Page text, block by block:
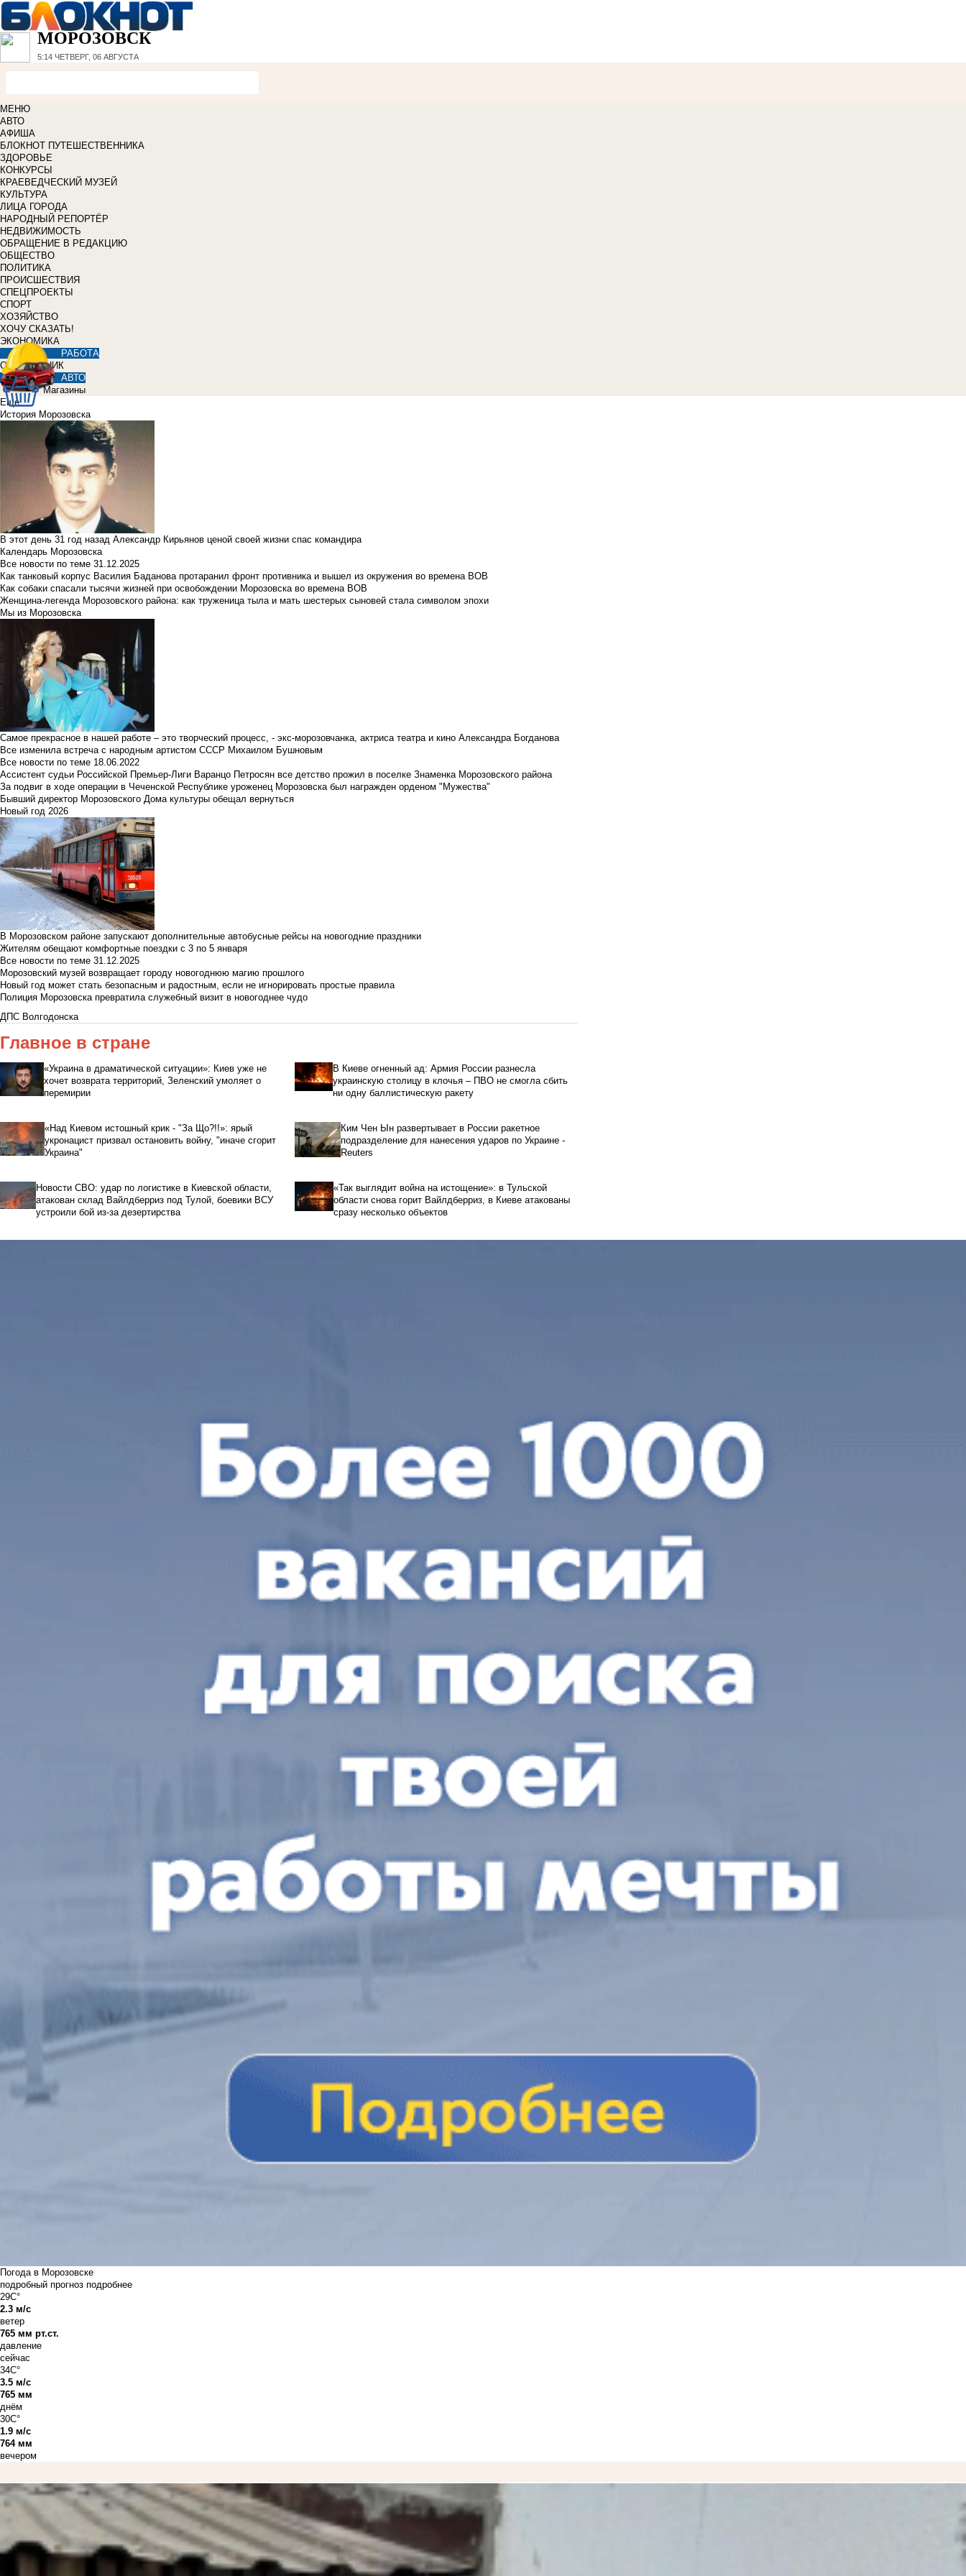
МОРОЗОВСК
5:14 ЧЕТВЕРГ, 06 АВГУСТА
МЕНЮ
АВТО
АФИША
БЛОКНОТ ПУТЕШЕСТВЕННИКА
ЗДОРОВЬЕ
КОНКУРСЫ
КРАЕВЕДЧЕСКИЙ МУЗЕЙ
КУЛЬТУРА
ЛИЦА ГОРОДА
НАРОДНЫЙ РЕПОРТЁР
НЕДВИЖИМОСТЬ
ОБРАЩЕНИЕ В РЕДАКЦИЮ
ОБЩЕСТВО
ПОЛИТИКА
ПРОИСШЕСТВИЯ
СПЕЦПРОЕКТЫ
СПОРТ
ХОЗЯЙСТВО
ХОЧУ СКАЗАТЬ!
ЭКОНОМИКА
РАБОТА
СПРАВОЧНИК
АВТО
Магазины
Еще
История Морозовска
В этот день 31 год назад Александр Кирьянов ценой своей жизни спас командира
Календарь Морозовска
Все новости по теме 31.12.2025
Как танковый корпус Василия Баданова протаранил фронт противника и вышел из окружения во времена ВОВ
Как собаки спасали тысячи жизней при освобождении Морозовска во времена ВОВ
Женщина-легенда Морозовского района: как труженица тыла и мать шестерых сыновей стала символом эпохи
Мы из Морозовска
Самое прекрасное в нашей работе – это творческий процесс, - экс-морозовчанка, актриса театра и кино Александра Богданова
Все изменила встреча с народным артистом СССР Михаилом Бушновым
Все новости по теме 18.06.2022
Ассистент судьи Российской Премьер-Лиги Варанцо Петросян все детство прожил в поселке Знаменка Морозовского района
За подвиг в ходе операции в Чеченской Республике уроженец Морозовска был награжден орденом "Мужества"
Бывший директор Морозовского Дома культуры обещал вернуться
Новый год 2026
В Морозовском районе запускают дополнительные автобусные рейсы на новогодние праздники
Жителям обещают комфортные поездки с 3 по 5 января
Все новости по теме 31.12.2025
Морозовский музей возвращает городу новогоднюю магию прошлого
Новый год может стать безопасным и радостным, если не игнорировать простые правила
Полиция Морозовска превратила служебный визит в новогоднее чудо
ДПС Волгодонска
Главное в стране
«Украина в драматической ситуации»: Киев уже не
хочет возврата территорий, Зеленский умоляет о
перемирии
В Киеве огненный ад: Армия России разнесла
украинскую столицу в клочья – ПВО не смогла сбить
ни одну баллистическую ракету
«Над Киевом истошный крик - "За Що?!!»: ярый
укронацист призвал остановить войну, "иначе сгорит
Украина"
Ким Чен Ын развертывает в России ракетное
подразделение для нанесения ударов по Украине -
Reuters
Новости СВО: удар по логистике в Киевской области,
атакован склад Вайлдберриз под Тулой, боевики ВСУ
устроили бой из-за дезертирства
«Так выглядит война на истощение»: в Тульской
области снова горит Вайлдберриз, в Киеве атакованы
сразу несколько объектов
Погода в Морозовске
подробный прогноз подробнее
29C°
2.3 м/с
ветер
765 мм рт.ст.
давление
сейчас
34C°
3.5 м/с
765 мм
днём
30C°
1.9 м/с
764 мм
вечером